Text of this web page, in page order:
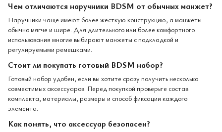
Чем отличаются наручники BDSM от обычных манжет?
Наручники чаще имеют более жесткую конструкцию, а манжеты
обычно мягче и шире. Для длительного или более комфортного
использования многие выбирают манжеты с подкладкой и
регулируемыми ремешками.
Стоит ли покупать готовый BDSM набор?
Готовый набор удобен, если вы хотите сразу получить несколько
совместимых аксессуаров. Перед покупкой проверьте состав
комплекта, материалы, размеры и способ фиксации каждого
элемента.
Как понять, что аксессуар безопасен?